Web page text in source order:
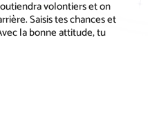
volontiers et on
Saisis tes chances et
la bonne attitude, tu